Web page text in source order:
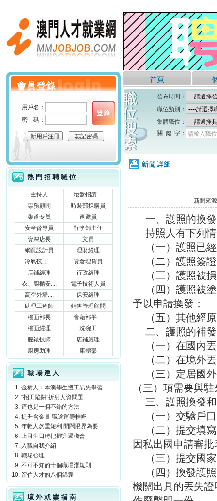
首頁
發布時間：
職位類別：
集體職位：
關 鍵 字：
請輸入職
新聞詳細
新聞來
一、護照的換發
持照人有下列
（一）護照已
（二）護照簽
（三）護照被
（四）護照被
予以申請換發；
（五）其他經
二、護照的補發
（一）在國內
（二）在境外
（三）定居國
（三）項需要與
三、護照換發
（一）交驗戶
（二）提交填
因私出國申請審
（三）提交國
（四）換發護
機關出具的丟失
個人會員登錄
用戶名：
密 碼：
新用戶注冊 忘記密碼
熱門招聘職位
主持人
地盤招請....
票務顧問
時裝部採購員
渠道专员
速遞員
安全督導員
行李部主任
資深店長
文員
網頁設計員
理財經理
冷氣技工....
貨倉理貨員
店鋪經理
行政經理
衣、廚櫃安....
電子技術人員
高空外墻....
保安經理
助理工程師
銷售管理顧問
樓面部長
會藉部平....
樓面經理
洗碗工
腕錶技師
店鋪經理
廚房助理
康體部
職場達人
金樹人：本澳學生搵工易失學習....
“招工陷阱”折射人資問題
這也是一個不錯的方法
提升含金量 職途運籌帷幄
年輕人勿重短利 開闊眼界為要
上司生日時把握升遷機會
入職自我介紹
職場心理
不可不知的十個職場潛規則
留住人才的八個錦囊
境外就業指南